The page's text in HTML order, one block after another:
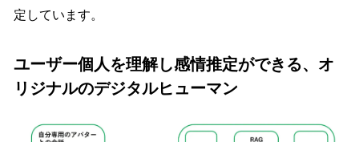
定しています。
ユーザー個人を理解し感情推定ができる、オ
リジナルのデジタルヒューマン